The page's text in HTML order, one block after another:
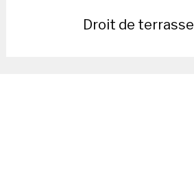
Droit de terrasse